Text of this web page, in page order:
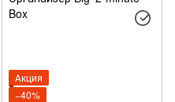
Акция
−40%